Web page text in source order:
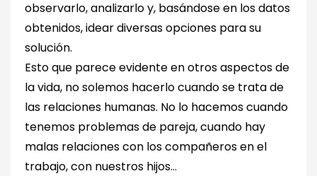
observarlo, analizarlo y, basándose en los datos
obtenidos, idear diversas opciones para su
solución.
Esto que parece evidente en otros aspectos de
la vida, no solemos hacerlo cuando se trata de
las relaciones humanas. No lo hacemos cuando
tenemos problemas de pareja, cuando hay
malas relaciones con los compañeros en el
trabajo, con nuestros hijos…